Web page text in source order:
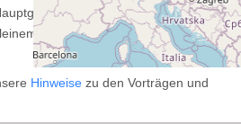
mit großem und
Vortragsraum
Hinweise zu den Vorträgen und